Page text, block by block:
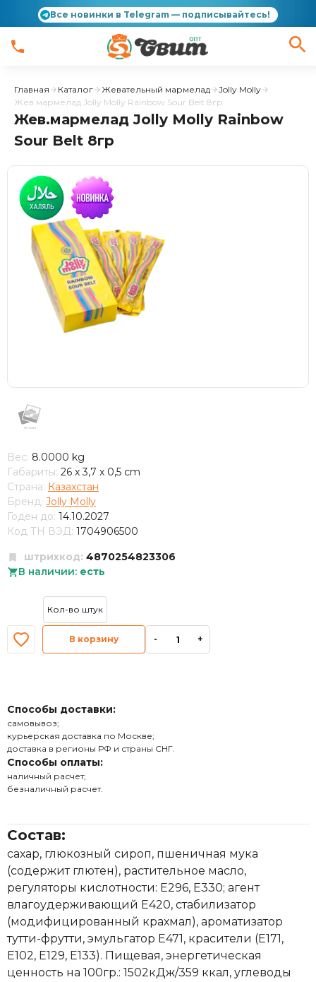
Все новинки в Telegram — подписывайтесь!
Главная Каталог Жевательный мармелад
Jolly Molly
Жев.мармелад Jolly Molly Rainbow Sour Belt 8гр
Жев.мармелад Jolly Molly Rainbow
Sour Belt 8гр
Вес: 8.0000 kg
Габариты: 26 x 3,7 x 0,5 cm
Страна: Казахстан
Бренд: Jolly Molly
Годен до: 14.10.2027
Код ТН ВЭД: 1704906500
штрихкод: 4870254823306
В наличии: есть
В корзину - +
Способы доставки:
самовывоз;
курьерская доставка по Москве;
доставка в регионы РФ и страны СНГ.
Способы оплаты:
наличный расчет;
безналичный расчет.
Состав:
сахар, глюкозный сироп, пшеничная мука
(содержит глютен), растительное масло,
регуляторы кислотности: Е296, Е330; агент
влагоудерживающий Е420, стабилизатор
(модифицированный крахмал), ароматизатор
тутти-фрутти, эмульгатор Е471, красители (Е171,
E102, Е129, E133). Пищевая, энергетическая
ценность на 100гр.: 1502кДж/359 ккал, углеводы